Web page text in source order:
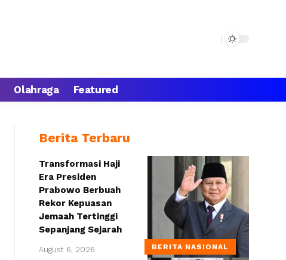
Olahraga Featured
Berita Terbaru
BERITA NASIONAL
Transformasi Haji
Era Presiden
Prabowo Berbuah
Rekor Kepuasan
Jemaah Tertinggi
Sepanjang Sejarah
August 6, 2026